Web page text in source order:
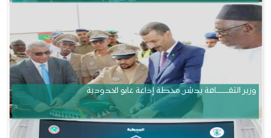
وزير الثقــــــــــافة يدشن محطة إذاعة غابو الحدودية